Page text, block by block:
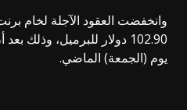
يوم (الجمعة) الماضي.